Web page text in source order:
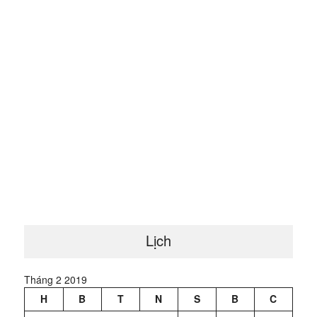
Lịch
Tháng 2 2019
H
B T N S B
C